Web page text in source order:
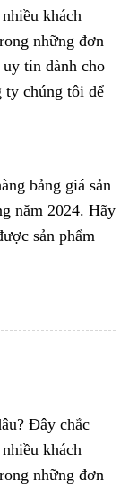
khách
những đơn
tín dành cho
ty chúng tôi để
bảng giá sản
năm 2024. Hãy
sản phẩm
Đây chắc
khách
những đơn